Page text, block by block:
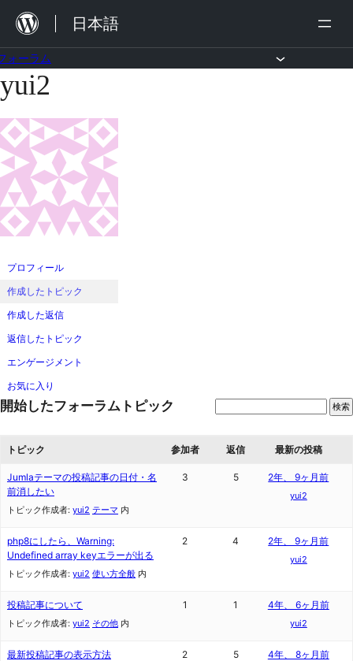
を
ス
キ
ッ
プ
日本語
ォーラム
コ
ン
テ
ン
ツ
へ
ス
ッ
プ
yui2
プロフィール
作成したトピック
作成した返信
返信したトピック
エンゲージメント
お気に入り
開始したフォーラムトピック
トピック 参加者 返信 最新の投稿
Jumlaテーマの投稿記事の日付・名
前消したい
トピック作成者: yui2 テーマ 内
3 5 2年、 9ヶ月前
yui2
php8にしたら、Warning:
Undefined array keyエラーが出る
トピック作成者: yui2 使い方全般 内
2 4 2年、 9ヶ月前
yui2
投稿記事について
トピック作成者: yui2 その他 内
1 1 4年、 6ヶ月前
yui2
最新投稿記事の表示方法 2 5 4年、 8ヶ月前